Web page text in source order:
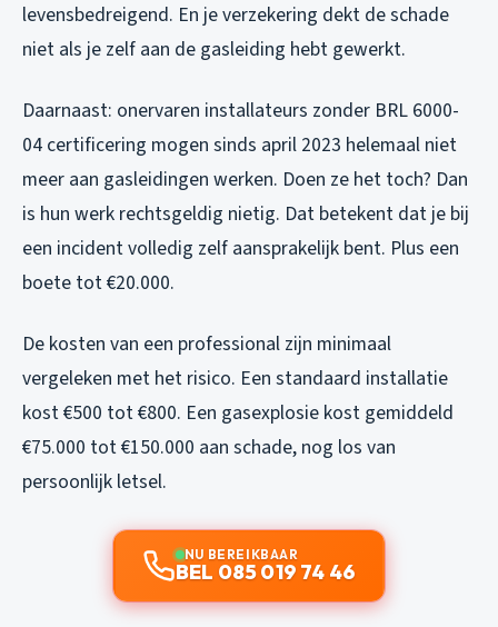
levensbedreigend. En je verzekering dekt de schade
niet als je zelf aan de gasleiding hebt gewerkt.
Daarnaast: onervaren installateurs zonder BRL 6000-
04 certificering mogen sinds april 2023 helemaal niet
meer aan gasleidingen werken. Doen ze het toch? Dan
is hun werk rechtsgeldig nietig. Dat betekent dat je bij
een incident volledig zelf aansprakelijk bent. Plus een
boete tot €20.000.
De kosten van een professional zijn minimaal
vergeleken met het risico. Een standaard installatie
kost €500 tot €800. Een gasexplosie kost gemiddeld
€75.000 tot €150.000 aan schade, nog los van
persoonlijk letsel.
NU BEREIKBAAR
BEL 085 019 74 46